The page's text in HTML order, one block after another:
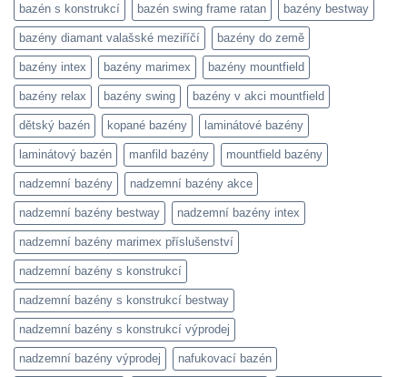
bazén s konstrukcí bazén swing frame ratan bazény bestway
bazény diamant valašské meziříčí bazény do země
bazény intex bazény marimex bazény mountfield
bazény relax bazény swing bazény v akci mountfield
dětský bazén kopané bazény laminátové bazény
laminátový bazén manfild bazény mountfield bazény
nadzemní bazény nadzemní bazény akce
nadzemní bazény bestway nadzemní bazény intex
nadzemní bazény marimex příslušenství
nadzemní bazény s konstrukcí
nadzemní bazény s konstrukcí bestway
nadzemní bazény s konstrukcí výprodej
nadzemní bazény výprodej nafukovací bazén